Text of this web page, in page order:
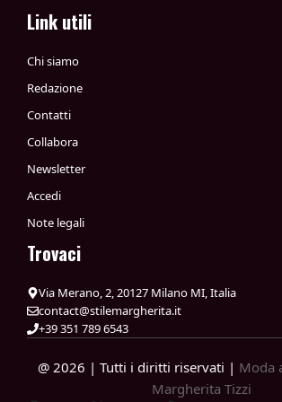
Link utili
Chi siamo
Redazione
Contatti
Collabora
Newsletter
Accedi
Note legali
Trovaci
Via Merano, 2, 20127 Milano MI, Italia
contact@stilemargherita.it
+39 351 789 6543
@ 2026 | Tutti i diritti riservati | Moda
Margherita Tizzi